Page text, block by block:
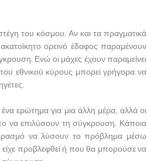
του κόσμου. Αν και τα πραγματικά
ορεινό έδαφος παραμένουν
Ενώ οι μάχες έχουν παραμείνει
εθνικού κύρους μπορεί γρήγορα να
ένα ερώτημα για μια άλλη μέρα, αλλά οι
να επιλύσουν τη σύγκρουση. Κάποια
να λύσουν το πρόβλημα μέσω
προβλεφθεί ή που θα μπορούσε να